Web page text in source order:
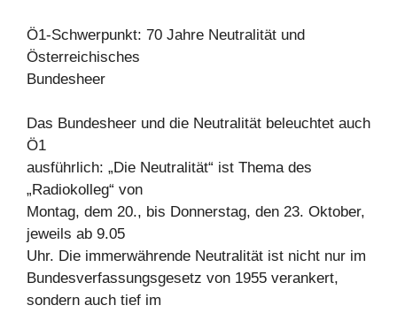
Ö1-Schwerpunkt: 70 Jahre Neutralität und
Österreichisches
Bundesheer
Das Bundesheer und die Neutralität beleuchtet auch
Ö1
ausführlich: „Die Neutralität“ ist Thema des
„Radiokolleg“ von
Montag, dem 20., bis Donnerstag, den 23. Oktober,
jeweils ab 9.05
Uhr. Die immerwährende Neutralität ist nicht nur im
Bundesverfassungsgesetz von 1955 verankert,
sondern auch tief im